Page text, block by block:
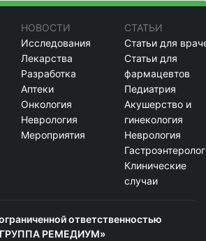
НОВОСТИ
Исследования
Лекарства
Разработка
Аптеки
Онкология
Неврология
Мероприятия
СТАТЬИ
Статьи для
Статьи для
фармацевтов
Педиатрия
Акушерство и
гинекология
Неврология
Клинические
случаи
ответственностью
РЕМЕДИУМ»